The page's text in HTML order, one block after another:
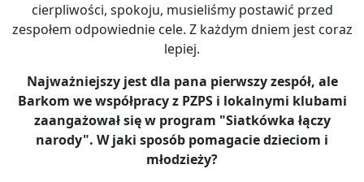
cierpliwości, spokoju, musieliśmy postawić przed
zespołem odpowiednie cele. Z każdym dniem jest coraz
lepiej.
Najważniejszy jest dla pana pierwszy zespół, ale
Barkom we współpracy z PZPS i lokalnymi klubami
zaangażował się w program "Siatkówka łączy
narody". W jaki sposób pomagacie dzieciom i
młodzieży?